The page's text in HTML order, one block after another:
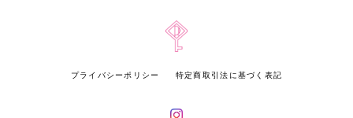
プライバシーポリシー 特定商取引法に基づく表記